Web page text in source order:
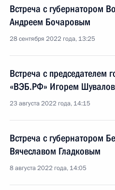
Встреча с губернатором
Андреем Бочаровым
28 сентября 2022 года, 13:25
Встреча с председателем
«ВЭБ.РФ» Игорем
23 августа 2022 года, 14:15
Встреча с губернатором
Вячеславом Гладковым
8 августа 2022 года, 14:05